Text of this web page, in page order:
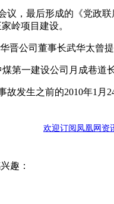
，最后形成的《党政
岭项目建设。
公司董事长武华太曾
第一建设公司月成巷道
发生之前的2010年1
欢迎订阅凤凰网资
趣：